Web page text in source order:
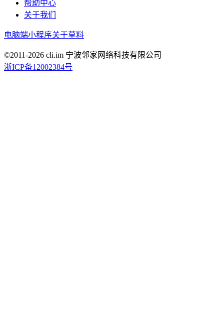
帮助中心
关于我们
电脑端小程序关于草料
©2011-2026 cli.im 宁波邻家网络科技有限公司
浙ICP备12002384号